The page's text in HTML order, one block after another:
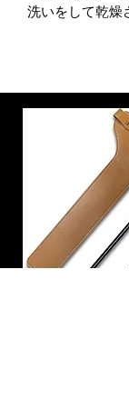
洗いをして乾燥